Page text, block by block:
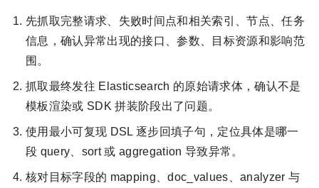
先抓取完整请求、失败时间点和相关索引、节点、任务
信息，确认异常出现的接口、参数、目标资源和影响范
围。
抓取最终发往 Elasticsearch 的原始请求体，确认不是
模板渲染或 SDK 拼装阶段出了问题。
使用最小可复现 DSL 逐步回填子句，定位具体是哪一
段 query、sort 或 aggregation 导致异常。
核对目标字段的 mapping、doc_values、analyzer 与